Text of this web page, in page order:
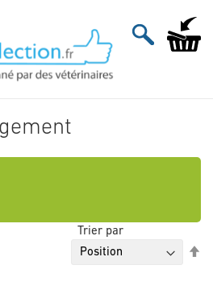
Mon
Trier par